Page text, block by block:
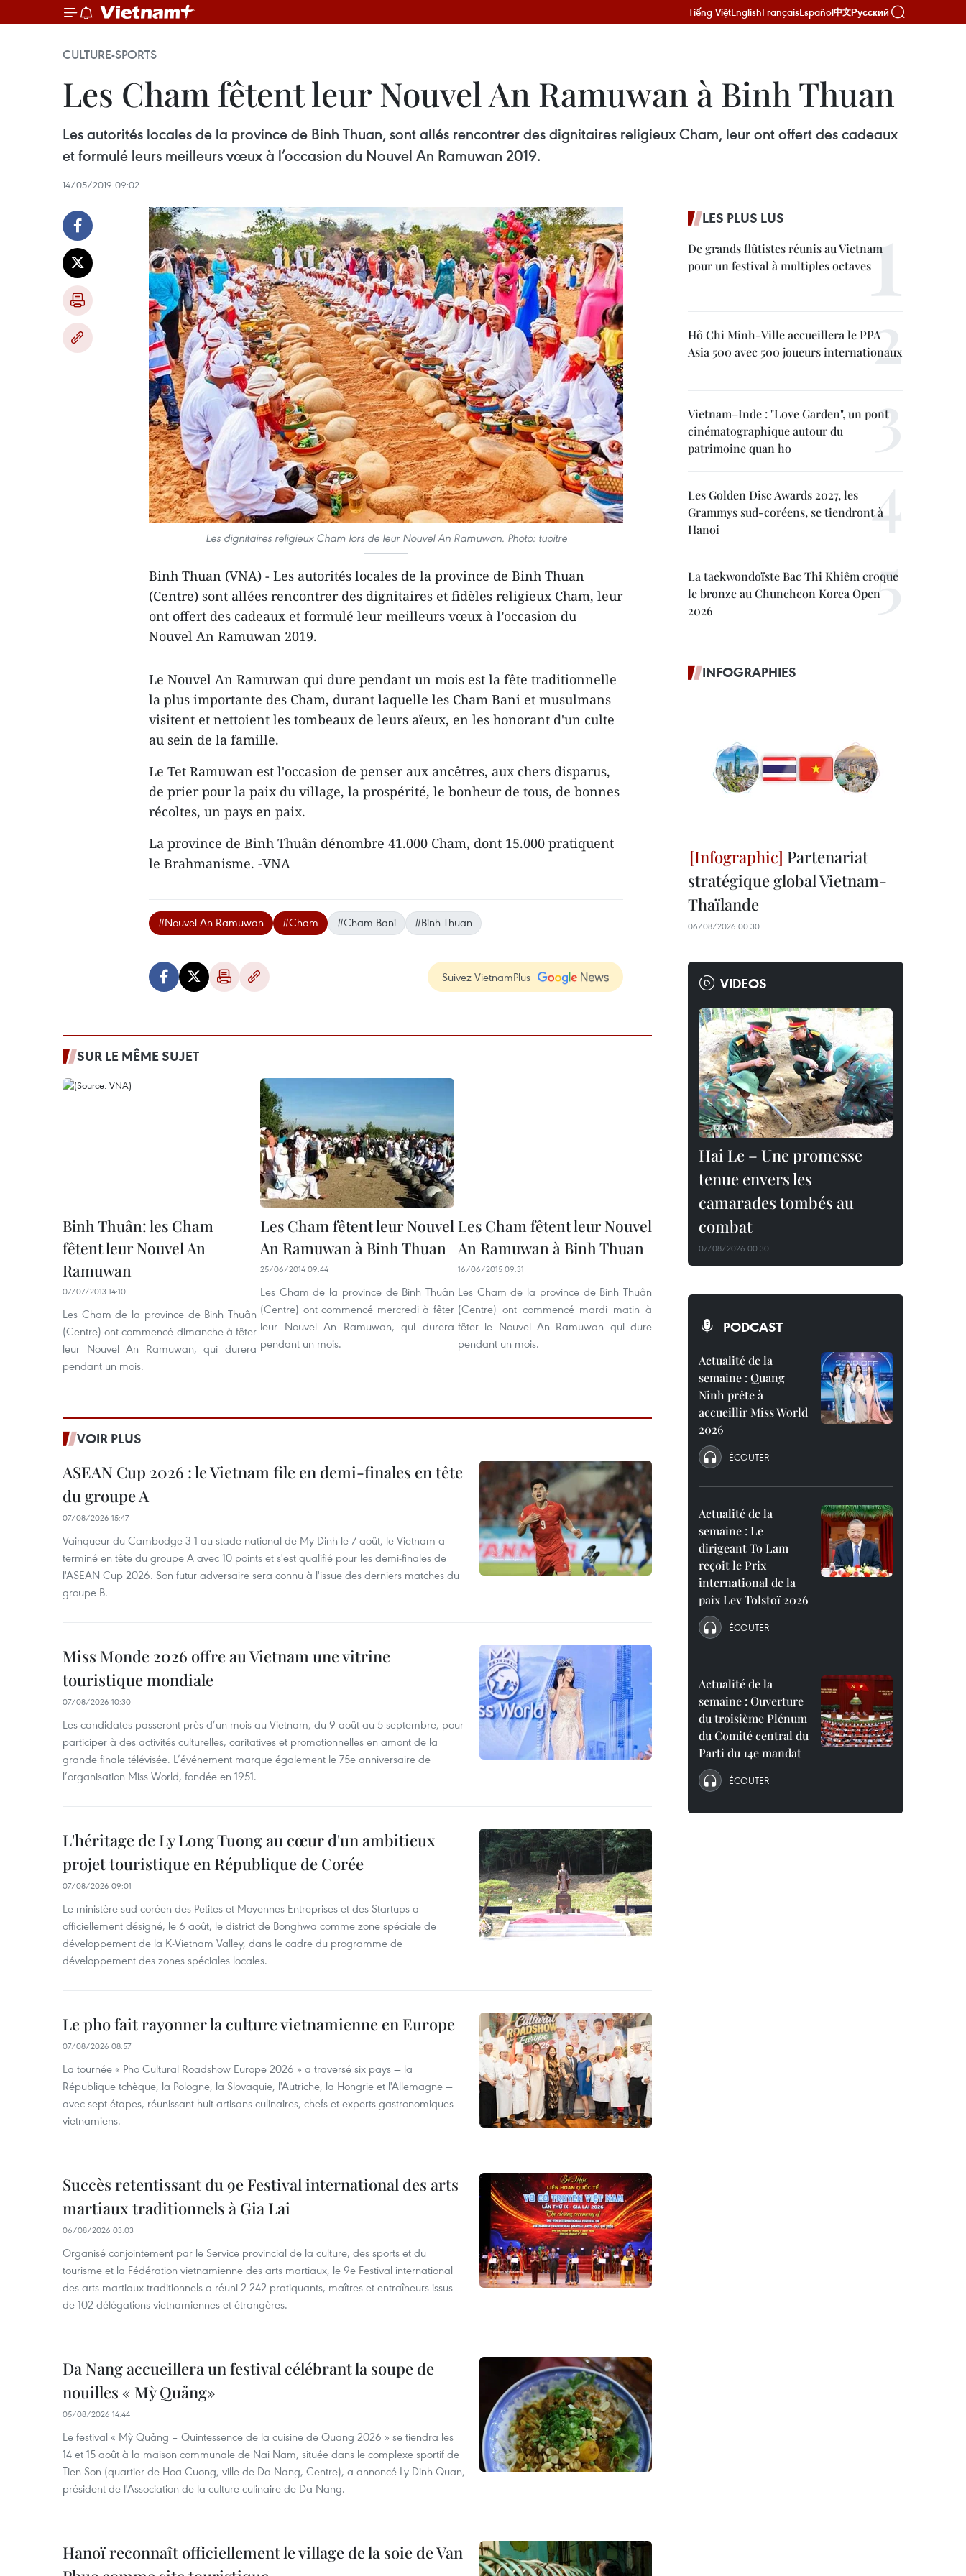
Tiếng ViệtEnglishFrançaisEspañol中文Русский
CULTURE-SPORTS
Les Cham fêtent leur Nouvel An Ramuwan à Binh Thuan
Les autorités locales de la province de Binh Thuan, sont allés rencontrer des dignitaires religieux Cham, leur ont offert des cadeaux
et formulé leurs meilleurs vœux à l’occasion du Nouvel An Ramuwan 2019.
14/05/2019 09:02
Les dignitaires religieux Cham lors de leur Nouvel An Ramuwan. Photo: tuoitre
Binh Thuan (VNA) - Les autorités locales de la province de Binh Thuan
(Centre) sont allées rencontrer des dignitaires et fidèles religieux Cham, leur
ont offert des cadeaux et formulé leur meilleurs vœux à l’occasion du
Nouvel An Ramuwan 2019.
Le Nouvel An Ramuwan qui dure pendant un mois est la fête traditionnelle
la plus importante des Cham, durant laquelle les Cham Bani et musulmans
visitent et nettoient les tombeaux de leurs aïeux, en les honorant d'un culte
au sein de la famille.
Le Tet Ramuwan est l'occasion de penser aux ancêtres, aux chers disparus,
de prier pour la paix du village, la prospérité, le bonheur de tous, de bonnes
récoltes, un pays en paix.
La province de Binh Thuân dénombre 41.000 Cham, dont 15.000 pratiquent
le Brahmanisme. -VNA
#Nouvel An Ramuwan #Cham #Cham Bani #Binh Thuan
Suivez VietnamPlus
SUR LE MÊME SUJET
Binh Thuân: les Cham
fêtent leur Nouvel An
Ramuwan
07/07/2013 14:10
Les Cham de la province de Binh Thuân
(Centre) ont commencé dimanche à fêter
leur Nouvel An Ramuwan, qui durera
pendant un mois.
Les Cham fêtent leur Nouvel
An Ramuwan à Binh Thuan
25/06/2014 09:44
Les Cham de la province de Binh Thuân
(Centre) ont commencé mercredi à fêter
leur Nouvel An Ramuwan, qui durera
pendant un mois.
Les Cham fêtent leur Nouvel
An Ramuwan à Binh Thuan
16/06/2015 09:31
Les Cham de la province de Binh Thuân
(Centre) ont commencé mardi matin à
fêter le Nouvel An Ramuwan qui dure
pendant un mois.
VOIR PLUS
ASEAN Cup 2026 : le Vietnam file en demi-finales en tête
du groupe A
07/08/2026 15:47
Vainqueur du Cambodge 3-1 au stade national de My Dinh le 7 août, le Vietnam a
terminé en tête du groupe A avec 10 points et s'est qualifié pour les demi-finales de
l'ASEAN Cup 2026. Son futur adversaire sera connu à l'issue des derniers matches du
groupe B.
Miss Monde 2026 offre au Vietnam une vitrine
touristique mondiale
07/08/2026 10:30
Les candidates passeront près d’un mois au Vietnam, du 9 août au 5 septembre, pour
participer à des activités culturelles, caritatives et promotionnelles en amont de la
grande finale télévisée. L’événement marque également le 75e anniversaire de
l’organisation Miss World, fondée en 1951.
L'héritage de Ly Long Tuong au cœur d'un ambitieux
projet touristique en République de Corée
07/08/2026 09:01
Le ministère sud-coréen des Petites et Moyennes Entreprises et des Startups a
officiellement désigné, le 6 août, le district de Bonghwa comme zone spéciale de
développement de la K-Vietnam Valley, dans le cadre du programme de
développement des zones spéciales locales.
Le pho fait rayonner la culture vietnamienne en Europe
07/08/2026 08:57
La tournée « Pho Cultural Roadshow Europe 2026 » a traversé six pays — la
République tchèque, la Pologne, la Slovaquie, l'Autriche, la Hongrie et l'Allemagne —
avec sept étapes, réunissant huit artisans culinaires, chefs et experts gastronomiques
vietnamiens.
Succès retentissant du 9e Festival international des arts
martiaux traditionnels à Gia Lai
06/08/2026 03:03
Organisé conjointement par le Service provincial de la culture, des sports et du
tourisme et la Fédération vietnamienne des arts martiaux, le 9e Festival international
des arts martiaux traditionnels a réuni 2 242 pratiquants, maîtres et entraîneurs issus
de 102 délégations vietnamiennes et étrangères.
Da Nang accueillera un festival célébrant la soupe de
nouilles « Mỳ Quảng»
05/08/2026 14:44
Le festival « Mỳ Quảng – Quintessence de la cuisine de Quang 2026 » se tiendra les
14 et 15 août à la maison communale de Nai Nam, située dans le complexe sportif de
Tien Son (quartier de Hoa Cuong, ville de Da Nang, Centre), a annoncé Ly Dinh Quan,
président de l'Association de la culture culinaire de Da Nang.
Hanoï reconnaît officiellement le village de la soie de Van
LES PLUS LUS
De grands flûtistes réunis au Vietnam
pour un festival à multiples octaves
Hô Chi Minh-Ville accueillera le PPA
Asia 500 avec 500 joueurs internationaux
Vietnam–Inde : "Love Garden", un pont
cinématographique autour du
patrimoine quan ho
Les Golden Disc Awards 2027, les
Grammys sud-coréens, se tiendront à
Hanoi
La taekwondoïste Bac Thi Khiêm croque
le bronze au Chuncheon Korea Open
2026
INFOGRAPHIES
Partenariat
stratégique global Vietnam-
Thaïlande
06/08/2026 00:30
VIDEOS
Hai Le – Une promesse
tenue envers les
camarades tombés au
combat
07/08/2026 00:30
PODCAST
Actualité de la
semaine : Quang
Ninh prête à
accueillir Miss World
2026
ÉCOUTER
Actualité de la
semaine : Le
dirigeant To Lam
reçoit le Prix
international de la
paix Lev Tolstoï 2026
ÉCOUTER
Actualité de la
semaine : Ouverture
du troisième Plénum
du Comité central du
Parti du 14e mandat
ÉCOUTER